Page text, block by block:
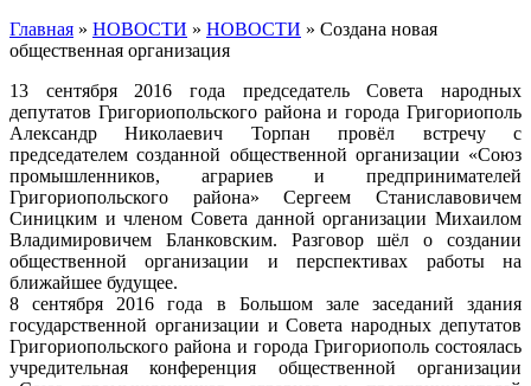
Главная » НОВОСТИ » НОВОСТИ » Создана новая
общественная организация
13 сентября 2016 года председатель Совета народных
депутатов Григориопольского района и города Григориополь
Александр Николаевич Торпан провёл встречу с
председателем созданной общественной организации «Союз
промышленников, аграриев и предпринимателей
Григориопольского района» Сергеем Станиславовичем
Синицким и членом Совета данной организации Михаилом
Владимировичем Бланковским. Разговор шёл о создании
общественной организации и перспективах работы на
ближайшее будущее.
8 сентября 2016 года в Большом зале заседаний здания
государственной организации и Совета народных депутатов
Григориопольского района и города Григориополь состоялась
учредительная конференция общественной организации